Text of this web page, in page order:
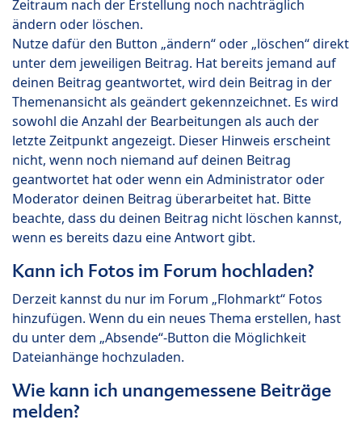
Zeitraum nach der Erstellung noch nachträglich
ändern oder löschen.
Nutze dafür den Button „ändern“ oder „löschen“ direkt
unter dem jeweiligen Beitrag. Hat bereits jemand auf
deinen Beitrag geantwortet, wird dein Beitrag in der
Themenansicht als geändert gekennzeichnet. Es wird
sowohl die Anzahl der Bearbeitungen als auch der
letzte Zeitpunkt angezeigt. Dieser Hinweis erscheint
nicht, wenn noch niemand auf deinen Beitrag
geantwortet hat oder wenn ein Administrator oder
Moderator deinen Beitrag überarbeitet hat. Bitte
beachte, dass du deinen Beitrag nicht löschen kannst,
wenn es bereits dazu eine Antwort gibt.
Kann ich Fotos im Forum hochladen?
Derzeit kannst du nur im Forum „Flohmarkt“ Fotos
hinzufügen. Wenn du ein neues Thema erstellen, hast
du unter dem „Absende“-Button die Möglichkeit
Dateianhänge hochzuladen.
Wie kann ich unangemessene Beiträge
melden?